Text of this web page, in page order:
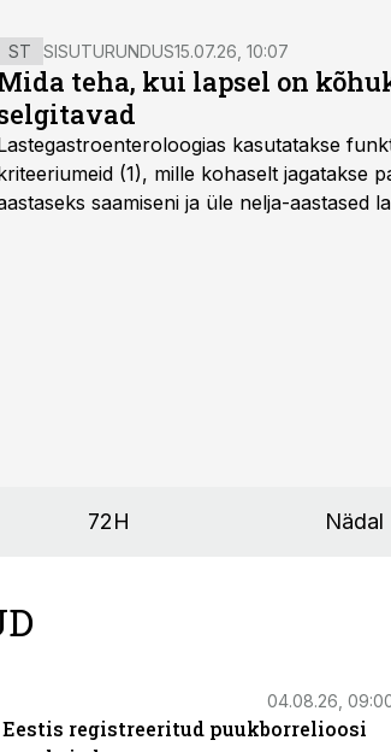
ST SISUTURUNDUS15.07.26, 10:07
teha, kui lapsel on
kasutatakse
(1), mille kohaselt jagatakse
saamiseni ja üle nelja-aastased
72H Nädal
04.08.26,
Eestis registreeritud puukborrelioosi